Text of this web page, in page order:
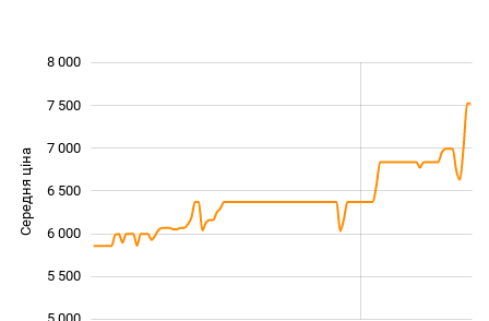
Середня ціна 5 000
5 500
6 000
6 500
7 000
7 500
8 000